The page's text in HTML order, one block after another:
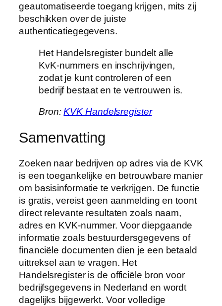
geautomatiseerde toegang krijgen, mits zij
beschikken over de juiste
authenticatiegegevens.
Het Handelsregister bundelt alle
KvK-nummers en inschrijvingen,
zodat je kunt controleren of een
bedrijf bestaat en te vertrouwen is.
Bron:KVK Handelsregister
Samenvatting
Zoeken naar bedrijven op adres via de KVK
is een toegankelijke en betrouwbare manier
om basisinformatie te verkrijgen. De functie
is gratis, vereist geen aanmelding en toont
direct relevante resultaten zoals naam,
adres en KVK-nummer. Voor diepgaande
informatie zoals bestuurdersgegevens of
financiële documenten dien je een betaald
uittreksel aan te vragen. Het
Handelsregister is de officiële bron voor
bedrijfsgegevens in Nederland en wordt
dagelijks bijgewerkt. Voor volledige